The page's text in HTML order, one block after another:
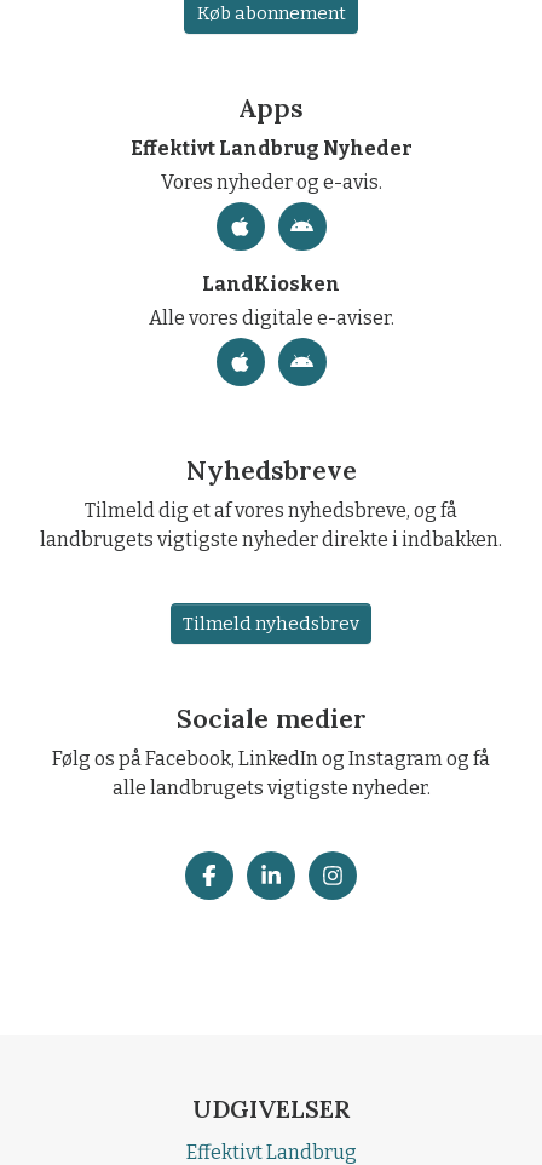
Køb abonnement
Apps
Effektivt Landbrug Nyheder
Vores nyheder og e-avis.
LandKiosken
Alle vores digitale e-aviser.
Nyhedsbreve
Tilmeld dig et af vores nyhedsbreve, og få
landbrugets vigtigste nyheder direkte i indbakken.
Tilmeld nyhedsbrev
Sociale medier
Følg os på Facebook, LinkedIn og Instagram og få
alle landbrugets vigtigste nyheder.
UDGIVELSER
Effektivt Landbrug